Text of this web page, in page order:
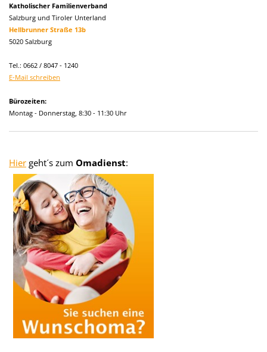
Katholischer Familienverband
Salzburg und Tiroler Unterland
Hellbrunner Straße 13b
5020 Salzburg
Tel.: 0662 / 8047 - 1240
E-Mail schreiben
Bürozeiten:
Montag - Donnerstag, 8:30 - 11:30 Uhr
Hier geht´s zum Omadienst: